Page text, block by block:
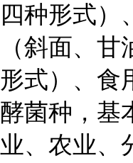
四种形式）
（斜面、
形式）、食
酵菌种，基
业、农业、